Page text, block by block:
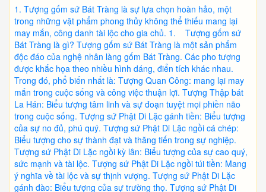
Tượng gốm sứ Bát Tràng là sự lựa chọn hoàn hảo, một
trong những vật phẩm phong thủy không thể thiếu mang lại
may mắn, công danh tài lộc cho gia chủ. 1. Tượng gốm sứ
Bát Tràng là gì? Tượng gốm sứ Bát Tràng là một sản phẩm
độc đáo của nghệ nhân làng gốm Bát Tràng. Các pho tượng
được khắc họa theo nhiều hình dáng, điển tích khác nhau.
Trong đó, phổ biến nhất là: Tượng Quan Công: mang lại may
mắn trong cuộc sống và công việc thuận lợi. Tượng Thập bát
La Hán: Biểu tượng tâm linh và sự đoạn tuyệt mọi phiền não
trong cuộc sống. Tượng sứ Phật Di Lặc gánh tiền: Biểu tượng
của sự no đủ, phú quý. Tượng sứ Phật Di Lặc ngồi cá chép:
Biểu tượng cho sự thành đạt và thăng tiến trong sự nghiệp.
Tượng sứ Phật Di Lặc ngồi kỳ lân: Biểu tượng của sự cao quý,
sức mạnh và tài lộc. Tượng sứ Phật Di Lặc ngồi túi tiền: Mang
ý nghĩa về tài lộc và sự thịnh vượng. Tượng sứ Phật Di Lặc
gánh đào: Biểu tượng của sự trường thọ. Tượng sứ Phật Di